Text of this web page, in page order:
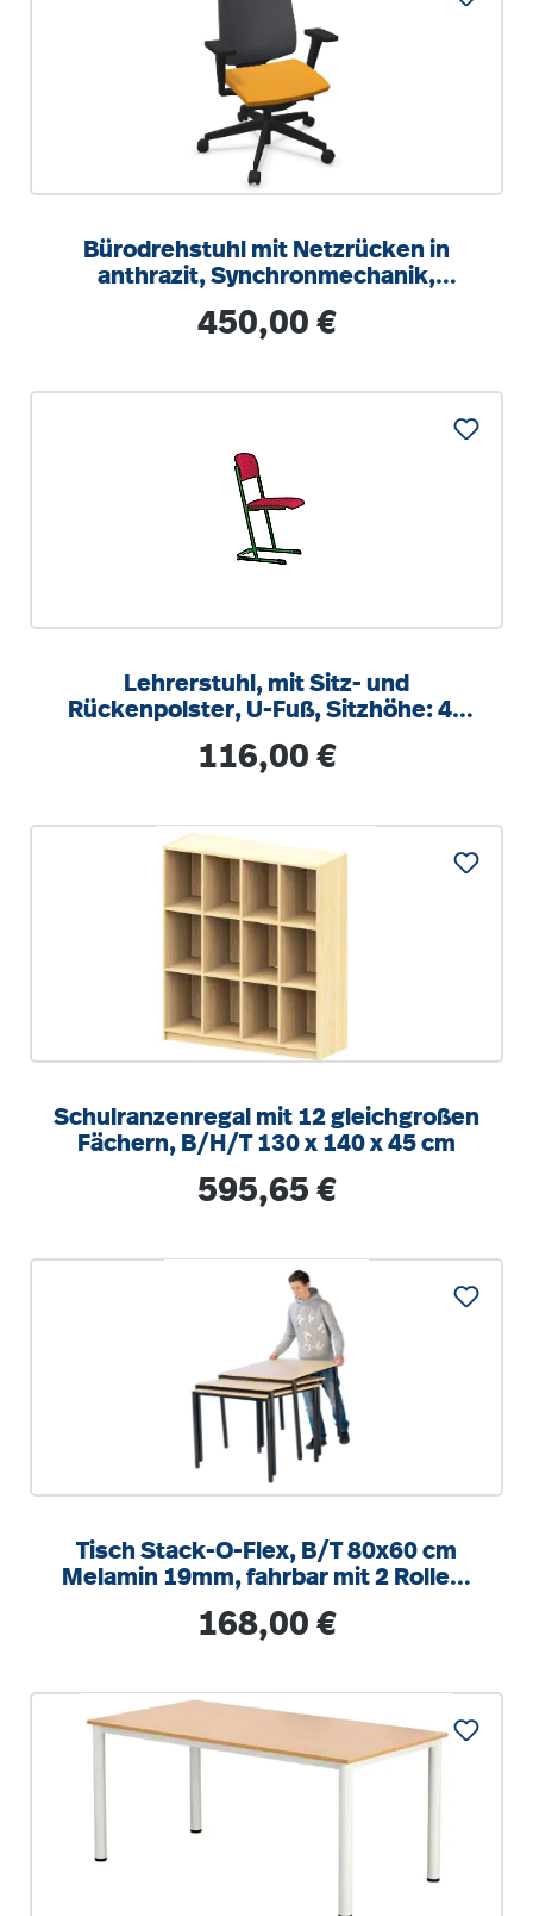
Bürodrehstuhl mit Netzrücken in
anthrazit, Synchronmechanik,
Regulärer Preis:
450,00 €
Lehrerstuhl, mit Sitz- und
Rückenpolster, U-Fuß, Sitzhöhe: 46
Regulärer Preis:
116,00 €
Schulranzenregal mit 12 gleichgroßen
Fächern, B/H/T 130 x 140 x 45 cm
Regulärer Preis:
595,65 €
Tisch Stack-O-Flex, B/T 80x60 cm
Melamin 19mm, fahrbar mit 2 Rollen,
Regulärer Preis:
168,00 €